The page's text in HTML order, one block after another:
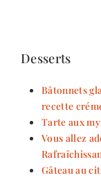
Desserts
Bâtonnets
recette
Tarte aux
Vous allez
Gâteau au